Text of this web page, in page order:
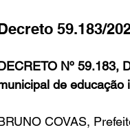
Publicações Sedin
59.183/
Nº 59.183,
de educação
COVAS,